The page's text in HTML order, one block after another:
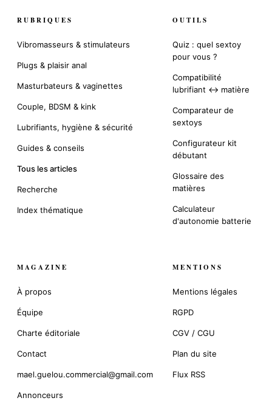
RUBRIQUES
Vibromasseurs & stimulateurs
Plugs & plaisir anal
Masturbateurs & vaginettes
Couple, BDSM & kink
Lubrifiants, hygiène & sécurité
Guides & conseils
Tous les articles
Recherche
Index thématique
OUTILS
Quiz : quel sextoy
pour vous ?
Compatibilité
lubrifiant ↔ matière
Comparateur de
sextoys
Configurateur kit
débutant
Glossaire des
matières
Calculateur
d'autonomie batterie
MAGAZINE
À propos
Équipe
Charte éditoriale
Contact
mael.guelou.commercial@gmail.com
Annonceurs
MENTIONS
Mentions légales
RGPD
CGV / CGU
Plan du site
Flux RSS